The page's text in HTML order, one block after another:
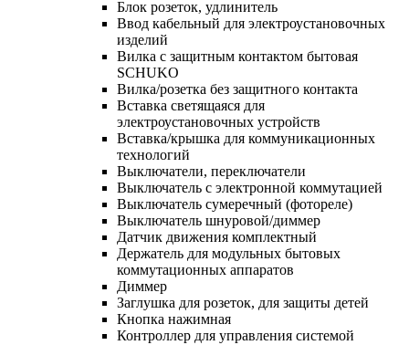
Блок розеток, удлинитель
Ввод кабельный для электроустановочных
изделий
Вилка с защитным контактом бытовая
SCHUKO
Вилка/розетка без защитного контакта
Вставка светящаяся для
электроустановочных устройств
Вставка/крышка для коммуникационных
технологий
Выключатели, переключатели
Выключатель с электронной коммутацией
Выключатель сумеречный (фотореле)
Выключатель шнуровой/диммер
Датчик движения комплектный
Держатель для модульных бытовых
коммутационных аппаратов
Диммер
Заглушка для розеток, для защиты детей
Кнопка нажимная
Контроллер для управления системой